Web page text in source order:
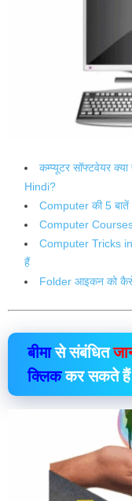
कम्प्यूटर सॉफ्टवेयर
Hindi?
Computer की 5
Computer Courses
Computer Tricks
हैं
Folder आइकन को कैसे
बीमासे संबंधित
क्लिककर सकते